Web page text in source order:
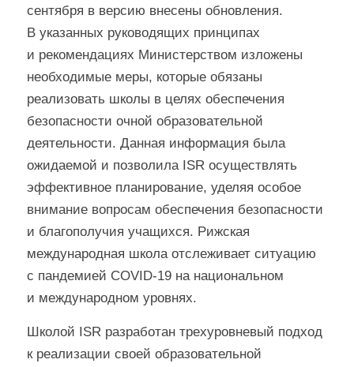
сентября в версию внесены обновления.
В указанных руководящих принципах
и рекомендациях Министерством изложены
необходимые меры, которые обязаны
реализовать школы в целях обеспечения
безопасности очной образовательной
деятельности. Данная информация была
ожидаемой и позволила ISR осуществлять
эффективное планирование, уделяя особое
внимание вопросам обеспечения безопасности
и благополучия учащихся. Рижская
международная школа отслеживает ситуацию
с пандемией COVID-19 на национальном
и международном уровнях.
Школой ISR разработан трехуровневый подход
к реализации своей образовательной